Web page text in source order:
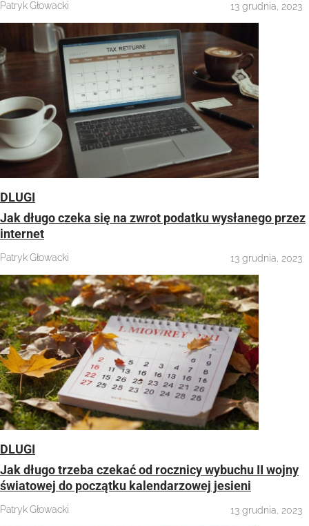
Patryk Głowacki 13 grudnia, 2023
DLUGI
Jak długo czeka się na zwrot podatku wysłanego przez
internet
Patryk Głowacki 13 grudnia, 2023
DLUGI
Jak długo trzeba czekać od rocznicy wybuchu II wojny
światowej do początku kalendarzowej jesieni
Patryk Głowacki 13 grudnia, 2023